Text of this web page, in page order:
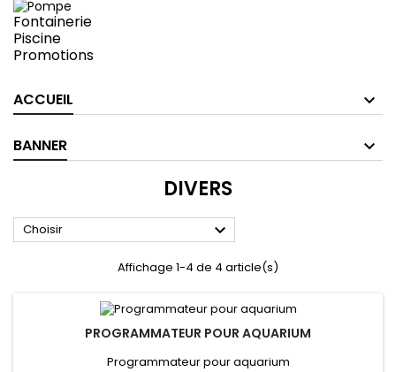
Fontainerie
Piscine
Promotions
ACCUEIL
BANNER
DIVERS
Choisir 
Affichage 1-4 de 4 article(s)
PROGRAMMATEUR POUR AQUARIUM
Programmateur pour aquarium